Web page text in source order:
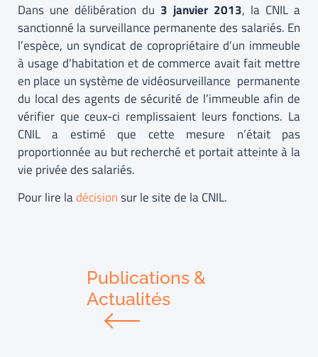
Dans une délibération du 3 janvier 2013, la CNIL a
sanctionné la surveillance permanente des salariés. En
l’espèce, un syndicat de copropriétaire d’un immeuble
à usage d’habitation et de commerce avait fait mettre
en place un système de vidéosurveillance permanente
du local des agents de sécurité de l’immeuble afin de
vérifier que ceux-ci remplissaient leurs fonctions. La
CNIL a estimé que cette mesure n’était pas
proportionnée au but recherché et portait atteinte à la
vie privée des salariés.
Pour lire ladécisionsur le site de la CNIL.
Publications &
Actualités